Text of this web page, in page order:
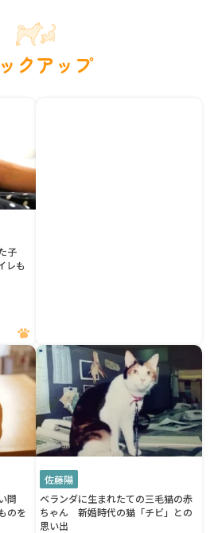
クアップ
子
レも
問
のを
佐藤陽
ベランダに生まれたての三毛猫の赤
ちゃん 新婚時代の猫「チビ」との
思い出